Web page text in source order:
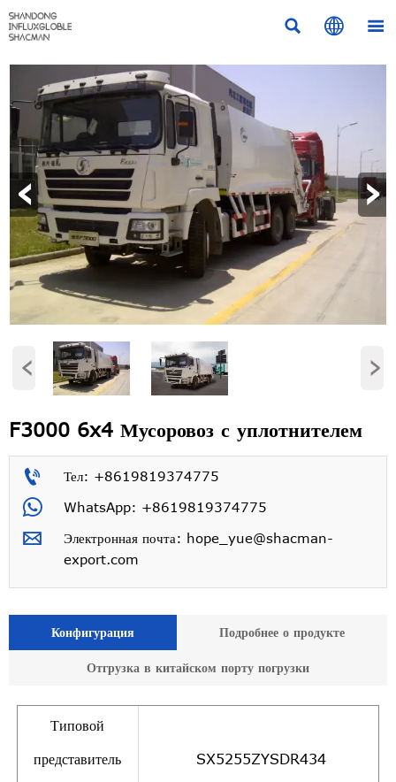
  
‹ ›
‹ ›
F3000 6x4 Мусоровоз с уплотнителем
 Тел: +8619819374775
 WhatsApp: +8619819374775

Электронная почта: hope_yue@shacman-
export.com
Конфигурация Подробнее о продукте
Отгрузка в китайском порту погрузки
Типовой
представитель
SX5255ZYSDR434